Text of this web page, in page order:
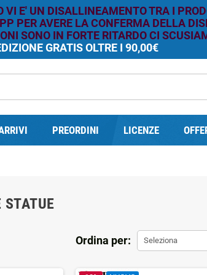
VI E' UN DISALLINEAMENTO TRA I
PER AVERE LA CONFERMA DELLA
SONO IN FORTE RITARDO CI
GRATIS OLTRE I 90,00€
PREORDINI LICENZE
STATUE
Ordina per: Seleziona